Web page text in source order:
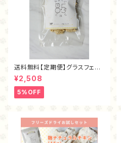
送料無料【定期便】グラスフェッ
ド麴トライプ・フリーズドライ40
ｇ
¥2,508
5%OFF